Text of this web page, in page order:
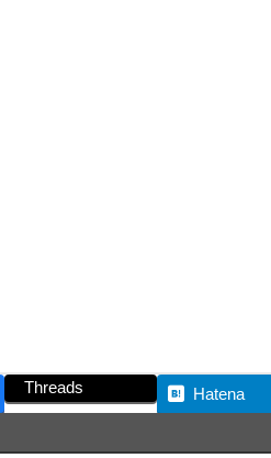
Threads Hatena